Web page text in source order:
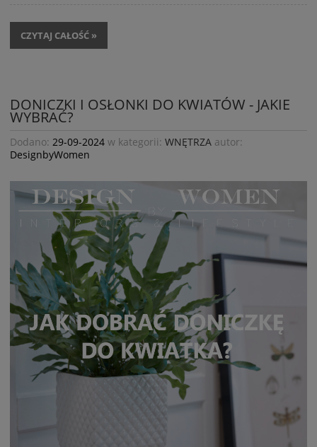
CZYTAJ CAŁOŚĆ »
DONICZKI I OSŁONKI DO KWIATÓW - JAKIE
WYBRAĆ?
Dodano: 29-09-2024 w kategorii: WNĘTRZA autor:
DesignbyWomen